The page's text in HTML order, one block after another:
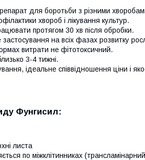
для боротьби з різними
хвороб і лікування культур.
протягом 30 хв після обробки.
застосування на всіх фазах розвитку
витрати не фітотоксичний.
3-4 тижні.
ідеальне співвідношення ціни і
Фунгисил:
листа
по міжклітинниках